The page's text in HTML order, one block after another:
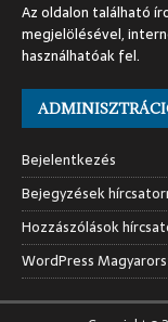
Az oldalon található
megjelölésével,
használhatóak fel.
Bejelentkezés
Bejegyzések
Hozzászólások
WordPress